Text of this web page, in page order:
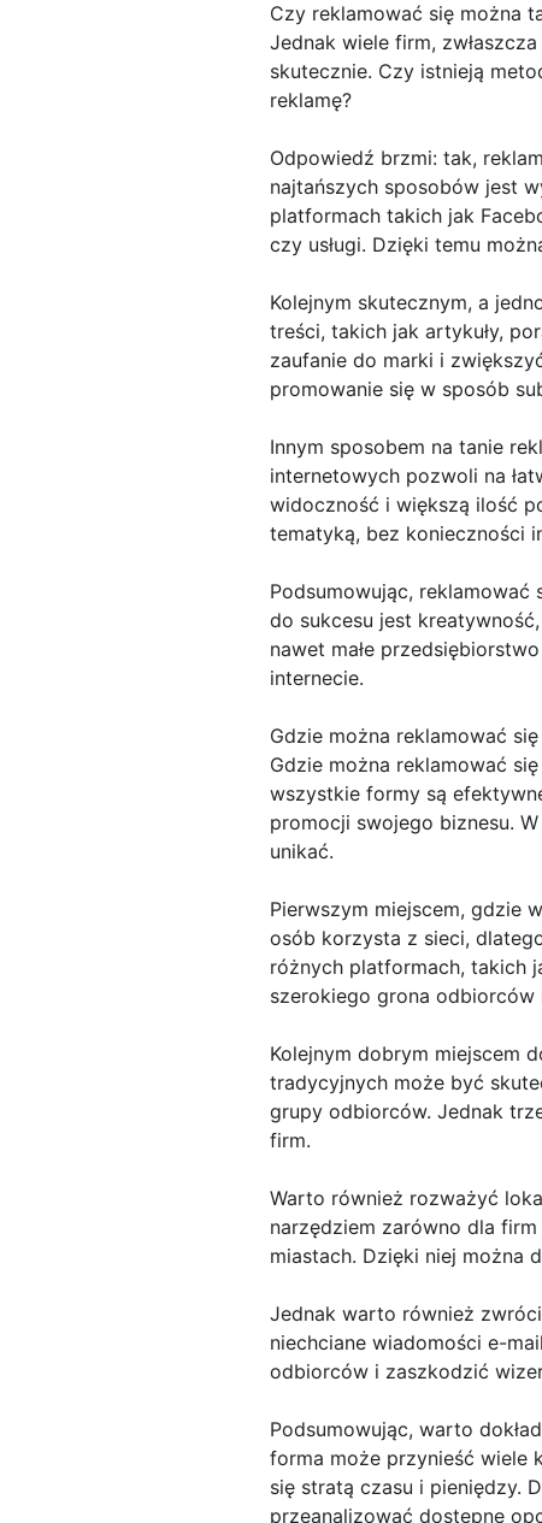
Czy reklamować się można
Jednak wiele firm,
skutecznie. Czy istnieją
reklamę?
Odpowiedź brzmi: tak,
najtańszych sposobów jest
platformach takich jak
czy usługi. Dzięki temu
Kolejnym skutecznym, a
treści, takich jak artykuły,
zaufanie do marki i
promowanie się w sposób
Innym sposobem na tanie
internetowych pozwoli na
widoczność i większą ilość
tematyką, bez konieczności
Podsumowując,
do sukcesu jest
nawet małe
internecie.
Gdzie można reklamować
Gdzie można reklamować
wszystkie formy są
promocji swojego biznesu.
unikać.
Pierwszym miejscem, gdzie
osób korzysta z sieci,
różnych platformach, takich
szerokiego grona odbiorców
Kolejnym dobrym miejscem
tradycyjnych może być
grupy odbiorców. Jednak
firm.
Warto również rozważyć
narzędziem zarówno dla
miastach. Dzięki niej można
Jednak warto również
niechciane wiadomości e-
odbiorców i zaszkodzić
Podsumowując, warto
forma może przynieść wiele
się stratą czasu i pieniędzy.
przeanalizować dostępne